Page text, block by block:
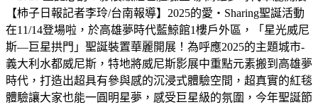
【柿子日報記者李玲/台南報導】2025的愛‧Sharing聖誕活動
在11/14登場啦，於高雄夢時代藍鯨館1樓戶外區，「星光威尼
斯—巨星拱門」聖誕裝置華麗開展！為呼應2025的主題城市-
義大利水都威尼斯，特地將威尼斯影展中重點元素搬到高雄夢
時代，打造出超具有參與感的沉浸式體驗空間，超真實的紅毯
體驗讓大家也能一圓明星夢，感受巨星級的氛圍，今年聖誕節